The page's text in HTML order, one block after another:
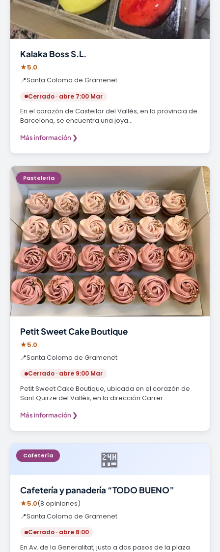
Kalaka Boss S.L.
★5.0
📍Santa Coloma de Gramenet
Cerrado · abre 7:00 Mar
En el corazón de Castellar del Vallès, en la provincia de
Barcelona, se encuentra una joya…
Más información ❯
Pastelería
Petit Sweet Cake Boutique
★5.0
📍Santa Coloma de Gramenet
Cerrado · abre 9:00 Mar
Petit Sweet Cake Boutique, ubicada en el corazón de
Sant Quirze del Vallès, en la dirección Carrer…
Más información ❯
🏪
Cafetería
Cafetería y panadería “TODO BUENO”
★5.0(8 opiniones)
📍Santa Coloma de Gramenet
Cerrado · abre 8:00
En Av. de la Generalitat, justo a dos pasos de la plaza